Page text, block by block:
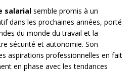
salarial semble promis à un
dans les prochaines années, porté
du monde du travail et la
sécurité et autonomie. Son
aspirations professionnelles en fait
en phase avec les tendances